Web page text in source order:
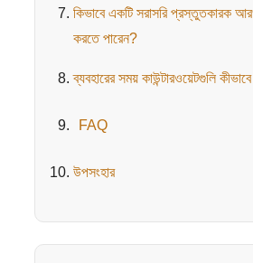
কিভাবে একটি সরাসরি প্রস্তুতকারক
করতে পারেন?
ব্যবহারের সময় কাউন্টারওয়েটগুলি
FAQ
উপসংহার